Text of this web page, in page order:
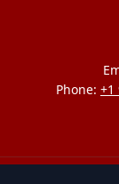
Phone: +1